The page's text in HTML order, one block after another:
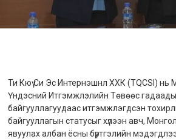
Ти Кюү Си Эс Интернэшнл ХХК (TQCSI) нь
Үндэсний Итгэмжлэлийн Төвөөс
байгууллагуудаас итгэмжлэгдсэн
байгууллагын статусыг хүлээн авч,
явуулах албан ёсны бүртгэлийн